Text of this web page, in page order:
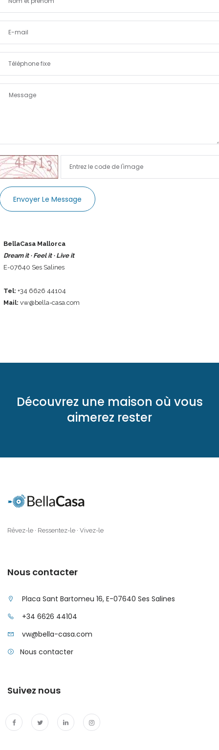
Envoyer Le Message
BellaCasa Mallorca
Dream it · Feel it · Live it
E-07640 Ses Salines
Tel: +34 6626 44104
Mail: vw@bella-casa.com
Découvrez une maison où vous
aimerez rester
Rêvez-le · Ressentez-le · Vivez-le
Nous contacter
Placa Sant Bartomeu 16, E-07640 Ses Salines
+34 6626 44104
vw@bella-casa.com
Nous contacter
Suivez nous